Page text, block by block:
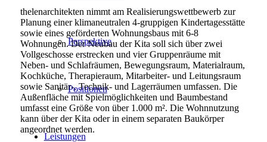
Perspektive
Positionen
Leistungen
thelenarchitekten nimmt am Realisierungswettbewerb zur
Planung einer klimaneutralen 4-gruppigen Kindertagesstätte
sowie eines geförderten Wohnungsbaus mit 6-8
Wohnungen. Der Neubau der Kita soll sich über zwei
Vollgeschosse erstrecken und vier Gruppenräume mit
Neben- und Schlafräumen, Bewegungsraum, Materialraum,
Kochküche, Therapieraum, Mitarbeiter- und Leitungsraum
sowie Sanitär-, Technik- und Lagerräumen umfassen. Die
Außenfläche mit Spielmöglichkeiten und Baumbestand
umfasst eine Größe von über 1.000 m². Die Wohnnutzung
kann über der Kita oder in einem separaten Baukörper
angeordnet werden.